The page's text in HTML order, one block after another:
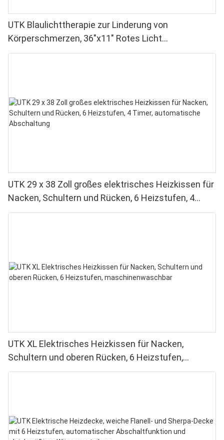
UTK Blaulichttherapie zur Linderung von
Körperschmerzen, 36"x11" Rotes Licht
&Nahinfrarotlicht &Blaues Licht
UTK 29 x 38 Zoll großes elektrisches Heizkissen für
Nacken, Schultern und Rücken, 6 Heizstufen, 4
Timer, automatische Abschaltung
UTK XL Elektrisches Heizkissen für Nacken,
Schultern und oberen Rücken, 6 Heizstufen,
maschinenwaschbar